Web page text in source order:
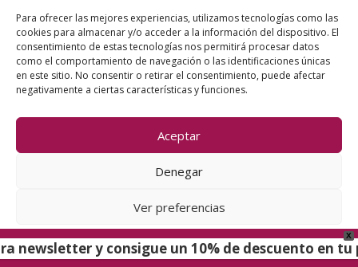
Para ofrecer las mejores experiencias, utilizamos tecnologías como las
cookies para almacenar y/o acceder a la información del dispositivo. El
consentimiento de estas tecnologías nos permitirá procesar datos
como el comportamiento de navegación o las identificaciones únicas
en este sitio. No consentir o retirar el consentimiento, puede afectar
negativamente a ciertas características y funciones.
Aceptar
Denegar
Ver preferencias
Política de cookiesPolítica de Privacidad
¿Puedo realizarme estos
tratamientos estéticos si tengo
X
newsletter y consigue un 10% de descuento en